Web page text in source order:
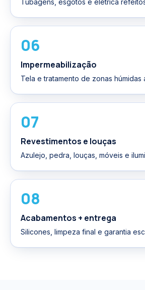
Tubagens, esgotos e elétrica
06
Impermeabilização
Tela e tratamento de zonas húmidas
07
Revestimentos e louças
Azulejo, pedra, louças, móveis e
08
Acabamentos + entrega
Silicones, limpeza final e garantia